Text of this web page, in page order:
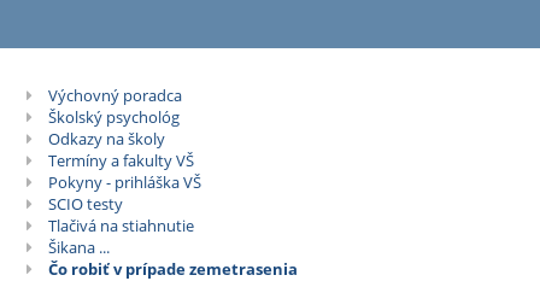
Výchovný
poradca
/
psychológ
Výchovný poradca
Školský psychológ
Odkazy na školy
Termíny a fakulty VŠ
Pokyny - prihláška VŠ
SCIO testy
Tlačivá na stiahnutie
Šikana ...
Čo robiť v prípade zemetrasenia